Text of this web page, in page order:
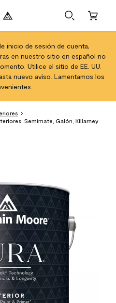
inicio de sesión de cuenta,
en nuestro sitio en español no
Utilice el sitio de EE. UU.
nuevo aviso. Lamentamos los
Semimate, Galón, Killarney